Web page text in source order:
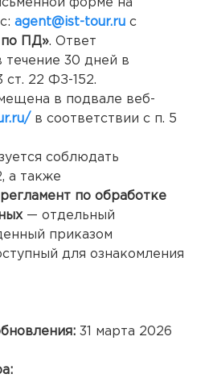
форме на
agent@ist-tour.ru с
по ПД». Ответ
течение 30 дней в
ст. 22 ФЗ-152.
в подвале веб-
в соответствии с п. 5
соблюдать
а также
по обработке
— отдельный
приказом
для ознакомления
31 марта 2026